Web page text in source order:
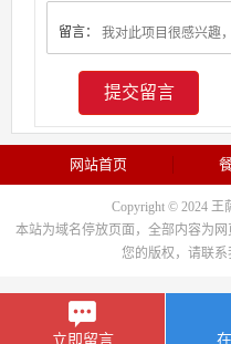
留言：
网站首页
Copyright © 2024 王
本站为域名停放页面，全部内容为
您的版权，请联系
立即留言